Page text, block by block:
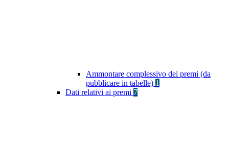
Ammontare complessivo dei premi (da
pubblicare in tabelle) 1
Dati relativi ai premi 7